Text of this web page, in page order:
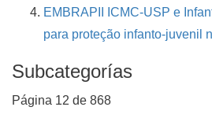
EMBRAPII ICMC-USP e
para proteção infanto-juvenil
Subcategorías
Página 12 de 868